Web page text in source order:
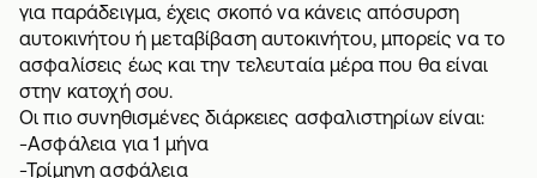
για παράδειγμα, έχεις σκοπό να κάνειςαπόσυρση
αυτοκινήτου ήμεταβίβαση αυτοκινήτου, μπορείς να το
ασφαλίσεις έως και την τελευταία μέρα που θα είναι
στην κατοχή σου.
Οι πιο συνηθισμένες διάρκειες ασφαλιστηρίων είναι:
-Ασφάλεια για 1 μήνα
-Τρίμηνη ασφάλεια